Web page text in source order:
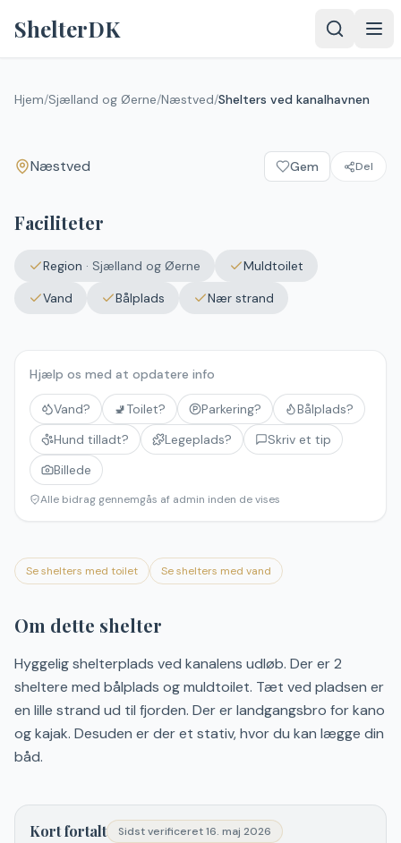
ShelterDK
Hjem/Sjælland og Øerne/Næstved/Shelters ved kanalhavnen
Upload et
godkendelse.
billede
Ingen fil valgt
Næstved
Næstved Gem Del
Faciliteter
Region · Sjælland og Øerne
Muldtoilet
Vand
Bålplads Nær strand
Hjælp os med at opdatere info
Vand? 🚽Toilet? Parkering?
Bålplads?
Hund tilladt?
Legeplads?
Skriv et tip
Billede
Alle bidrag gennemgås af admin inden de vises
Se shelters med toilet Se shelters med vand
Om dette shelter
Hyggelig shelterplads ved kanalens udløb. Der er 2
sheltere med bålplads og muldtoilet. Tæt ved pladsen er
en lille strand ud til fjorden. Der er landgangsbro for kano
og kajak. Desuden er der et stativ, hvor du kan lægge din
båd.
Kort fortalt Sidst verificeret16. maj 2026